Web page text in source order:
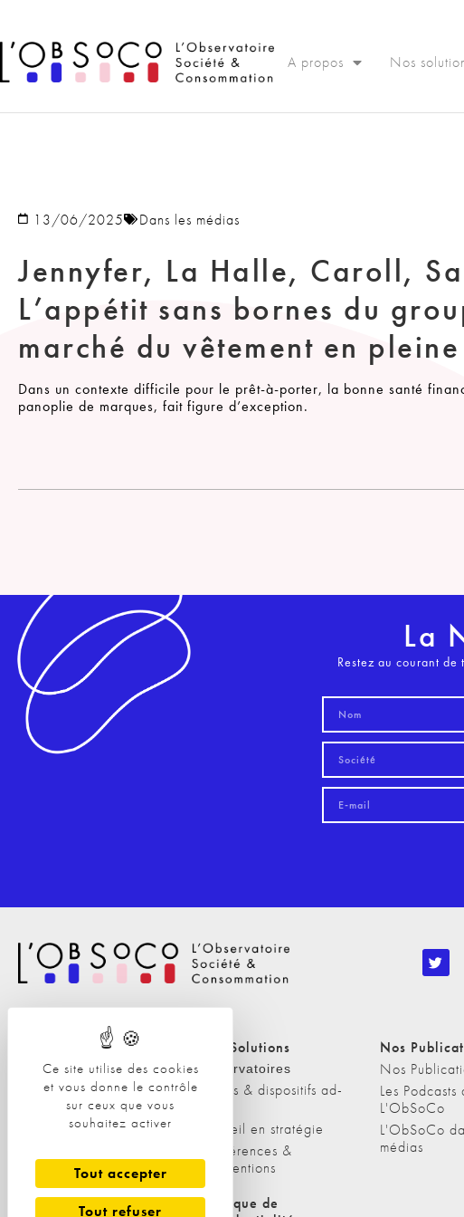
Ce site utilise des cookies
et vous donne le contrôle
sur ceux que vous
souhaitez activer
Tout accepter
Tout refuser
A propos Nos
13/06/2025 Dans les médias
Jennyfer, La Halle, Caroll,
L’appétit sans bornes du
marché du vêtement en
Dans un contexte difficile pour le prêt-à-porter, la bonne santé
panoplie de marques, fait figure d’exception.
La
Restez au courant
Nos Solutions
A propos
L'équipe
Nos clients
Nos Solutions
Observatoires
Etudes & dispositifs ad-
Conseil en stratégie
Conférences &
interventions
Nos
Nos
Les Podcasts
L'ObSoCo
L'ObSoCo
médias
Politique de cookies
Politique de